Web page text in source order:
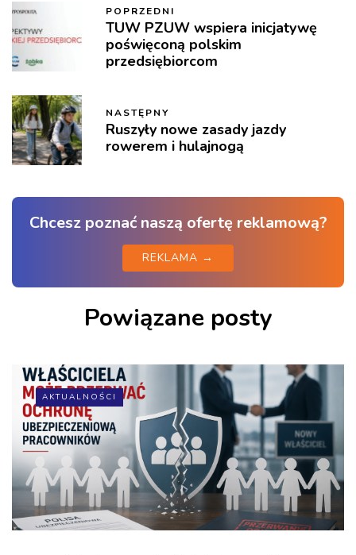
POPRZEDNI
TUW PZUW wspiera inicjatywę
poświęconą polskim
przedsiębiorcom
NASTĘPNY
Ruszyły nowe zasady jazdy
rowerem i hulajnogą
Chcesz poznać naszą ofertę reklamową?
REKLAMA →
Powiązane posty
AKTUALNOŚCI